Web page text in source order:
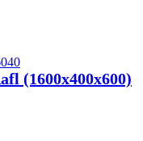
(1600x400x600)